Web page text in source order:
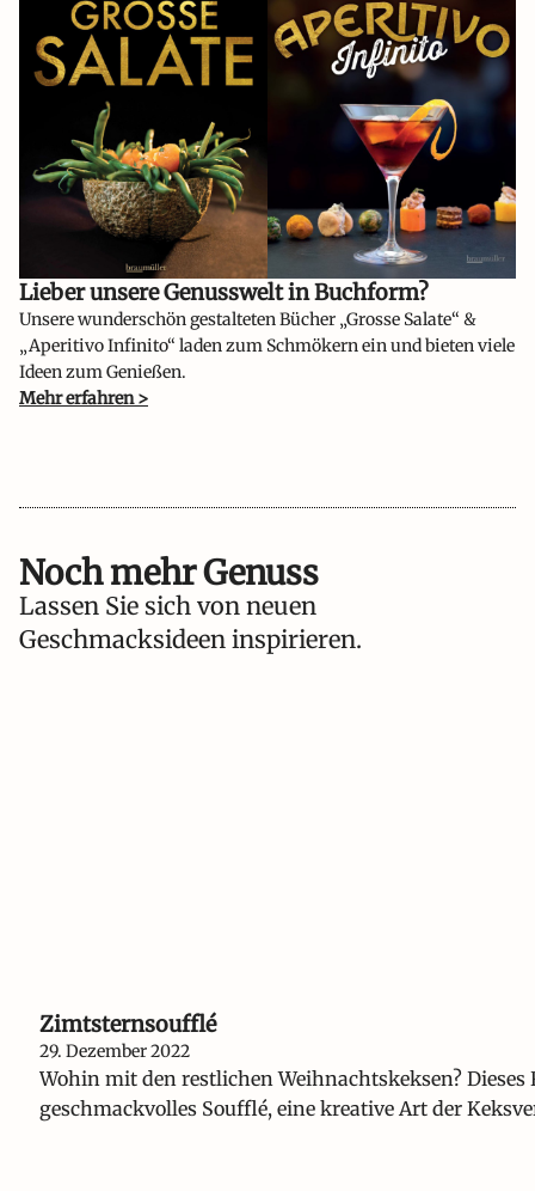
Lieber unsere Genusswelt in Buchform?​
Unsere wunderschön gestalteten Bücher „Grosse Salate“ &
„Aperitivo Infinito“ laden zum Schmökern ein und bieten viele
Ideen zum Genießen.
Mehr erfahren >
Noch mehr Genuss
Lassen Sie sich von neuen
Geschmacksideen inspirieren.
Zimtsternsoufflé
29. Dezember 2022
Wohin mit den restlichen Weihnachtskeksen?
geschmackvolles Soufflé, eine kreative Art der